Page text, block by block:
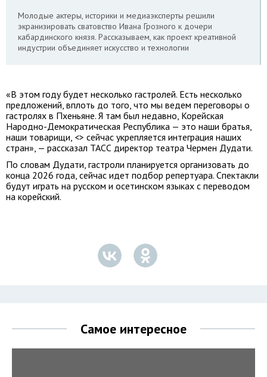
Молодые актеры, историки и медиаэксперты решили
экранизировать сватовство Ивана Грозного к дочери
кабардинского князя. Рассказываем, как проект креативной
индустрии объединяет искусство и технологии
«В этом году будет несколько гастролей. Есть несколько
предложений, вплоть до того, что мы ведем переговоры о
гастролях в Пхеньяне. Я там был недавно, Корейская
Народно-Демократическая Республика — это наши братья,
наши товарищи, <> сейчас укрепляется интеграция наших
стран», — рассказал ТАСС директор театра Чермен Дудати.
По словам Дудати, гастроли планируется организовать до
конца 2026 года, сейчас идет подбор репертуара. Спектакли
будут играть на русском и осетинском языках с переводом
на корейский.
Самое интересное